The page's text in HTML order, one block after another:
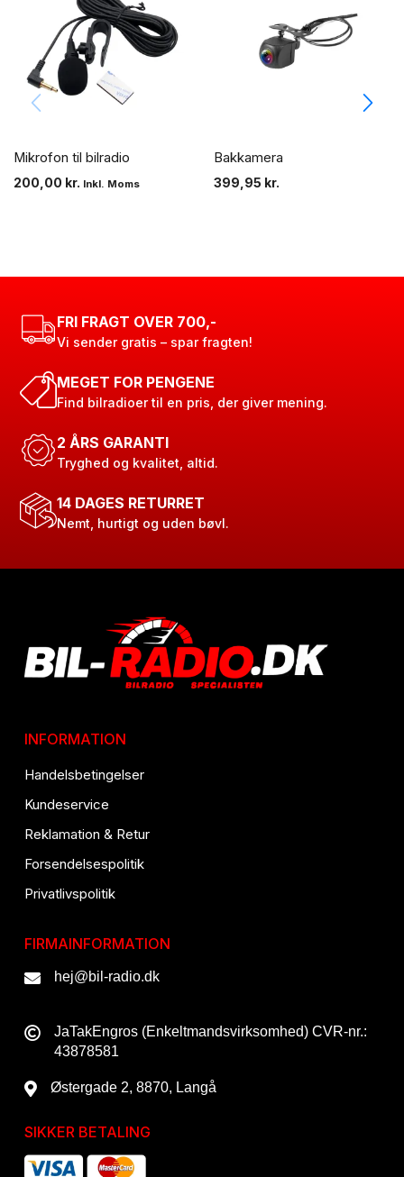
Mikrofon til bilradio
200,00 kr. Inkl. Moms
Bakkamera
399,95 kr.
FRI FRAGT OVER 700,-
Vi sender gratis – spar fragten!
MEGET FOR PENGENE
Find bilradioer til en pris, der giver mening.
2 ÅRS GARANTI
Tryghed og kvalitet, altid.
14 DAGES RETURRET
Nemt, hurtigt og uden bøvl.
INFORMATION
Handelsbetingelser
Kundeservice
Reklamation & Retur
Forsendelsespolitik
Privatlivspolitik
FIRMAINFORMATION
hej@bil-radio.dk
JaTakEngros (Enkeltmandsvirksomhed) CVR-nr.:
43878581
Østergade 2, 8870, Langå
SIKKER BETALING